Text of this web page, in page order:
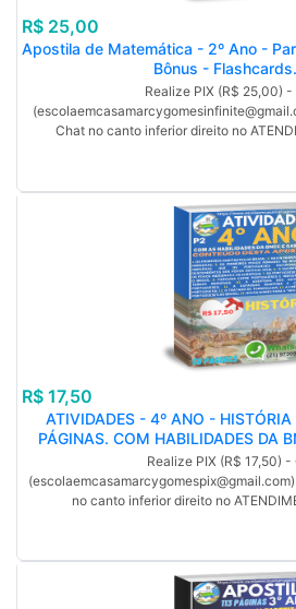
R$ 25,00
Apostila de Matemática - 2º Ano -
Bônus -
Realize PIX (R$ 25,00) -
Chat no canto inferior direito no
R$ 17,50
ATIVIDADES - 4º ANO -
PÁGINAS. COM HABILIDADES DA
primeiros habitantes do Brasil.
indígenas. Os primeiros povos
Realize PIX (R$ 17,50) -
no canto inferior direito no